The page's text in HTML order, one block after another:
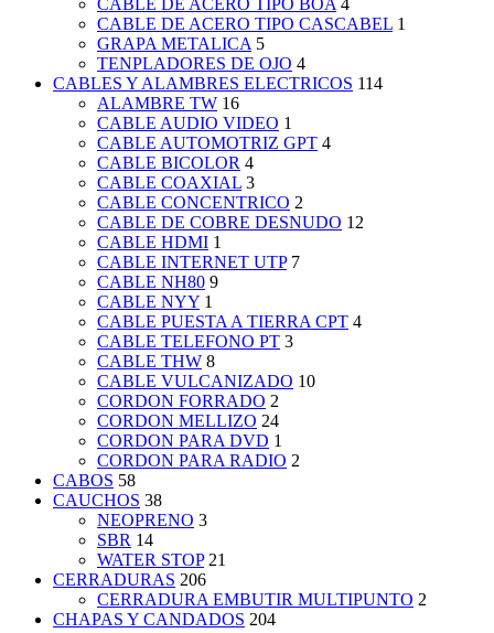
CABLE DE ACERO TIPO BOA 4
CABLE DE ACERO TIPO CASCABEL 1
GRAPA METALICA 5
TENPLADORES DE OJO 4
CABLES Y ALAMBRES ELECTRICOS 114
ALAMBRE TW 16
CABLE AUDIO VIDEO 1
CABLE AUTOMOTRIZ GPT 4
CABLE BICOLOR 4
CABLE COAXIAL 3
CABLE CONCENTRICO 2
CABLE DE COBRE DESNUDO 12
CABLE HDMI 1
CABLE INTERNET UTP 7
CABLE NH80 9
CABLE NYY 1
CABLE PUESTA A TIERRA CPT 4
CABLE TELEFONO PT 3
CABLE THW 8
CABLE VULCANIZADO 10
CORDON FORRADO 2
CORDON MELLIZO 24
CORDON PARA DVD 1
CORDON PARA RADIO 2
CABOS 58
CAUCHOS 38
NEOPRENO 3
SBR 14
WATER STOP 21
CERRADURAS 206
CERRADURA EMBUTIR MULTIPUNTO 2
CHAPAS Y CANDADOS 204